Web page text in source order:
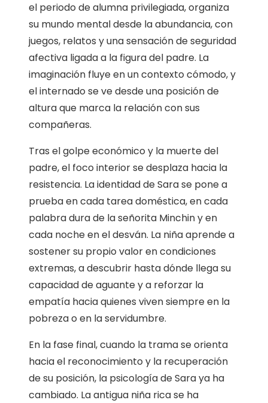
el periodo de alumna privilegiada, organiza
su mundo mental desde la abundancia, con
juegos, relatos y una sensación de seguridad
afectiva ligada a la figura del padre. La
imaginación fluye en un contexto cómodo, y
el internado se ve desde una posición de
altura que marca la relación con sus
compañeras.
Tras el golpe económico y la muerte del
padre, el foco interior se desplaza hacia la
resistencia. La identidad de Sara se pone a
prueba en cada tarea doméstica, en cada
palabra dura de la señorita Minchin y en
cada noche en el desván. La niña aprende a
sostener su propio valor en condiciones
extremas, a descubrir hasta dónde llega su
capacidad de aguante y a reforzar la
empatía hacia quienes viven siempre en la
pobreza o en la servidumbre.
En la fase final, cuando la trama se orienta
hacia el reconocimiento y la recuperación
de su posición, la psicología de Sara ya ha
cambiado. La antigua niña rica se ha